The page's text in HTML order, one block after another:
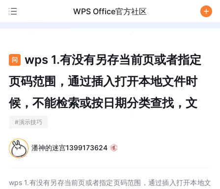
WPS Office官方社区
问
wps 1.有没有另存当前页或者指定
页码范围，通过插入打开本地文件时
候，不能检索或按日期分类查找，文
#演示技巧
潘神的迷宫1399173624
wps 1.有没有另存当前页或者指定页码范围，通过插入打开本地文